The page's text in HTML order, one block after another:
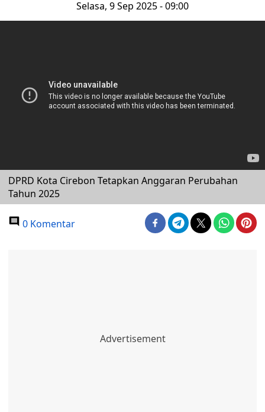
Selasa, 9 Sep 2025 - 09:00
DPRD Kota Cirebon Tetapkan Anggaran Perubahan
Tahun 2025
0 Komentar